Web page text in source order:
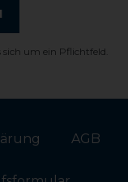
sich um ein Pflichtfeld.
AGB